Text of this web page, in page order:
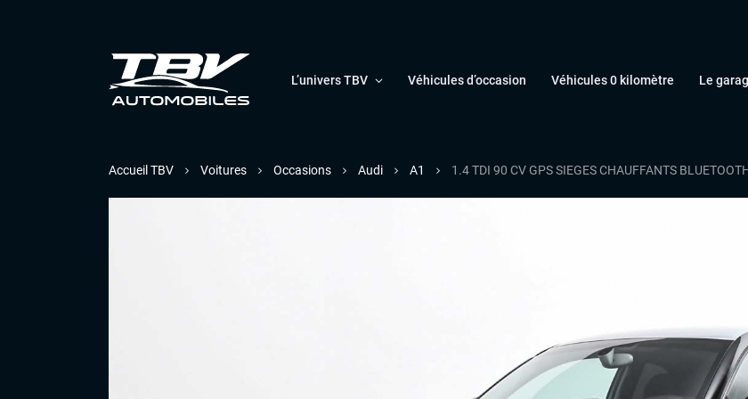
L’univers TBV Véhicules d’occasion Véhicules 0 kilomètre Le
Accueil TBV Voitures Occasions Audi A1 1.4 TDI 90 CV GPS SIEGES CHAUFFANTS